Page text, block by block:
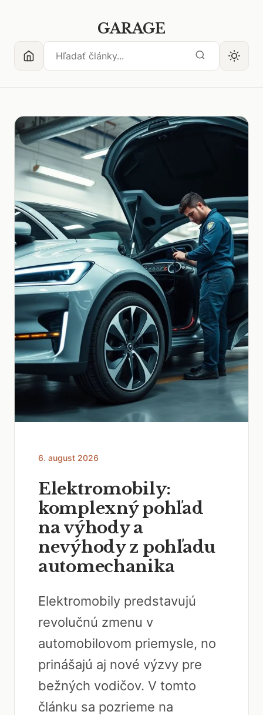
GARAGE
6. august 2026
Elektromobily:
komplexný pohľad
na výhody a
nevýhody z pohľadu
automechanika
Elektromobily predstavujú
revolučnú zmenu v
automobilovom priemysle, no
prinášajú aj nové výzvy pre
bežných vodičov. V tomto
článku sa pozrieme na